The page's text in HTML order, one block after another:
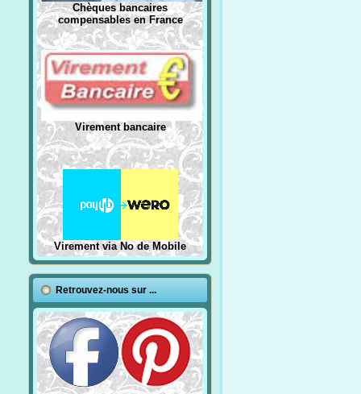
Chèques bancaires
compensables en France
Virement bancaire
Virement via No de Mobile
Retrouvez-nous sur ...